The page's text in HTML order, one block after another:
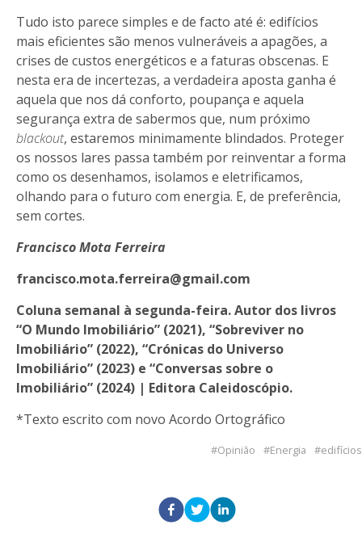
Tudo isto parece simples e de facto até é: edifícios
mais eficientes são menos vulneráveis a apagões, a
crises de custos energéticos e a faturas obscenas. E
nesta era de incertezas, a verdadeira aposta ganha é
aquela que nos dá conforto, poupança e aquela
segurança extra de sabermos que, num próximo
blackout, estaremos minimamente blindados. Proteger
os nossos lares passa também por reinventar a forma
como os desenhamos, isolamos e eletrificamos,
olhando para o futuro com energia. E, de preferência,
sem cortes.
Francisco Mota Ferreira
francisco.mota.ferreira@gmail.com
Coluna semanal à segunda-feira. Autor dos livros
“O Mundo Imobiliário” (2021), “Sobreviver no
Imobiliário” (2022), “Crónicas do Universo
Imobiliário” (2023) e “Conversas sobre o
Imobiliário” (2024) | Editora Caleidoscópio.
*Texto escrito com novo Acordo Ortográfico
Opinião Energia edifícios